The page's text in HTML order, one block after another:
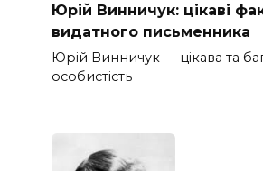
Юрій Винничук: цікаві
видатного письменника
Юрій Винничук — цікава та
особистість